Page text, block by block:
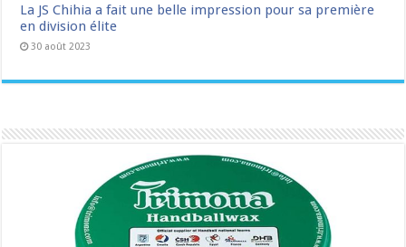
La JS Chihia a fait une belle impression pour sa première
en division élite
30 août 2023